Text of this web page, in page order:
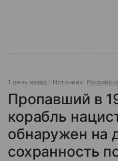
1 день назад Источник:
Пропавший в
корабль
обнаружен на
сохранность